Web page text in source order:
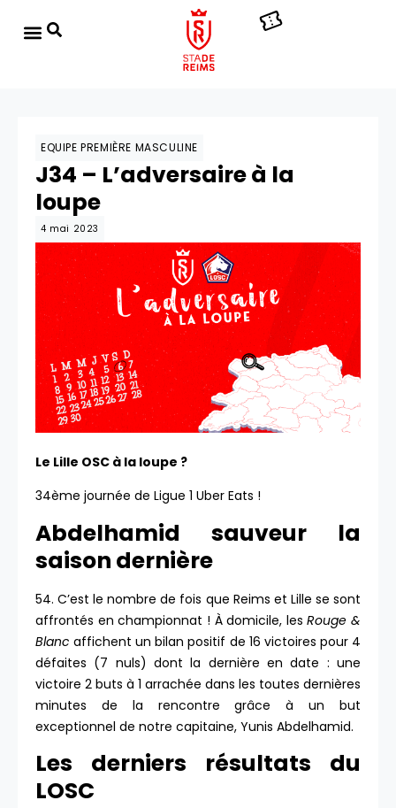
EQUIPE PREMIÈRE MASCULINE
J34 – L’adversaire à la
loupe
4 mai 2023
Le Lille OSC à la loupe ?
34ème journée de Ligue 1 Uber Eats !
Abdelhamid sauveur la
saison dernière
54. C’est le nombre de fois que Reims et Lille se sont
affrontés en championnat ! À domicile, lesRouge &
Blanc affichent un bilan positif de 16 victoires pour 4
défaites (7 nuls) dont la dernière en date : une
victoire 2 buts à 1 arrachée dans les toutes dernières
minutes de la rencontre grâce à un but
exceptionnel de notre capitaine, Yunis Abdelhamid.
Les derniers résultats du
LOSC